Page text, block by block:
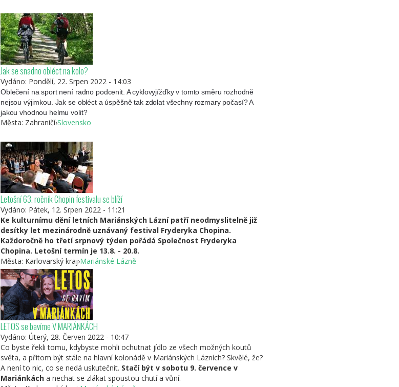
Jak se snadno obléct na kolo?
Vydáno: Pondělí, 22. Srpen 2022 - 14:03
Oblečení na sport není radno podcenit. A cyklovyjížďky v tomto směru rozhodně
nejsou výjimkou. Jak se obléct a úspěšně tak zdolat všechny rozmary počasí? A
jakou vhodnou helmu volit?
Města: Zahraničí›Slovensko
Letošní 63. ročník Chopin festivalu se blíží
Vydáno: Pátek, 12. Srpen 2022 - 11:21
Ke kulturnímu dění letních Mariánských Lázní patří neodmyslitelně již
desítky let mezinárodně uznávaný festival Fryderyka Chopina.
Každoročně ho třetí srpnový týden pořádá Společnost Fryderyka
Chopina. Letošní termín je 13.8. - 20.8.
Města: Karlovarský kraj›Mariánské Lázně
LETOS se bavíme V MARIÁNKÁCH
Vydáno: Úterý, 28. Červen 2022 - 10:47
Co byste řekli tomu, kdybyste mohli ochutnat jídlo ze všech možných koutů
světa, a přitom být stále na hlavní kolonádě v Mariánských Lázních? Skvělé, že?
A není to nic, co se nedá uskutečnit. Stačí být v sobotu 9. července v
Mariánkách a nechat se zlákat spoustou chutí a vůní.